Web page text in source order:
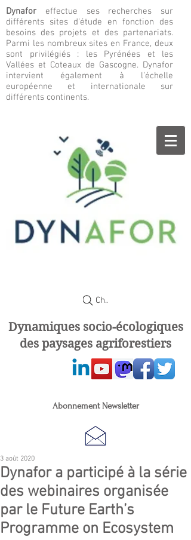
Dynafor effectue ses recherches sur
différents sites d’étude en fonction des
besoins des projets et des partenariats.
Parmi les nombreux sites en France, deux
sont privilégiés : les Pyrénées et les
Vallées et Coteaux de Gascogne. Dynafor
intervient également à l’échelle
européenne et internationale sur
différents continents.
Chercher
Dynamiques socio-écologiques
des paysages agriforestiers
Abonnement Newsletter
Dynafor a participé à la série
des webinaires organisée
par le Future Earth’s
Programme on Ecosystem
3 août 2020